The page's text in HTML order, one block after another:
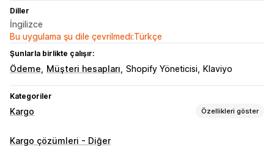
Diller
İngilizce
Bu uygulama şu dile çevrilmedi:Türkçe
Şunlarla birlikte çalışır:
Ödeme Müşteri hesapları Shopify Yöneticisi Klaviyo
Kategoriler
Kargo Özellikleri göster
Etiketler ve ambalaj
Kargo çözümleri - Diğer